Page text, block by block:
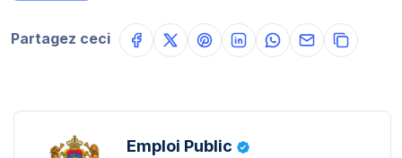
Partagez ceci
Emploi Public